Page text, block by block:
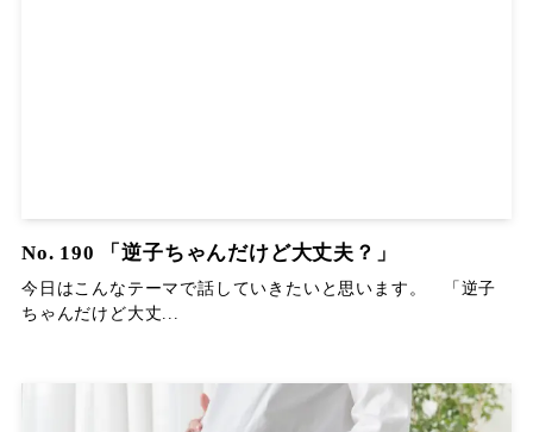
No. 190 「逆子ちゃんだけど大丈夫？」
今日はこんなテーマで話していきたいと思います。 「逆子
ちゃんだけど大丈...